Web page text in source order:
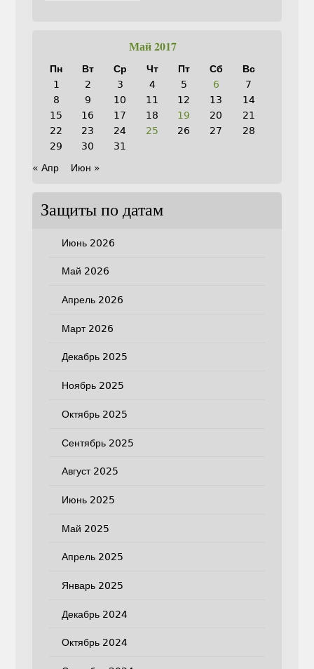
Май 2017
Пн Вт Ср Чт Пт Сб
Вс
1
2 3 4 5 6
7
8
9 10 11 12 13
14
15
16 17 18 19 20
21
22
23 24 25 26 27
28
29
30
31
« Апр
Июн »
Защиты по датам
Июнь 2026
Май 2026
Апрель 2026
Март 2026
Декабрь 2025
Ноябрь 2025
Октябрь 2025
Сентябрь 2025
Август 2025
Июнь 2025
Май 2025
Апрель 2025
Январь 2025
Декабрь 2024
Октябрь 2024